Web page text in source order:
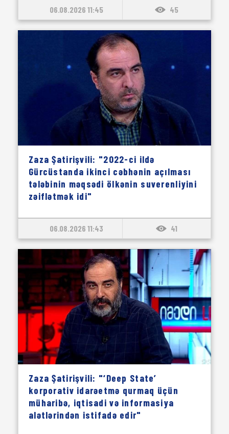
06.08.2026 11:45 45
Zaza Şatirişvili: "2022-ci ildə
Gürcüstanda ikinci cəbhənin açılması
tələbinin məqsədi ölkənin suverenliyini
zəiflətmək idi"
06.08.2026 11:43 41
Zaza Şatirişvili: "‘Deep State’
korporativ idarəetmə qurmaq üçün
müharibə, iqtisadi və informasiya
alətlərindən istifadə edir"